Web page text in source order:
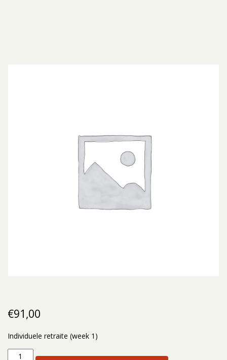
€91,00
Individuele retraite (week 1)
Individuele